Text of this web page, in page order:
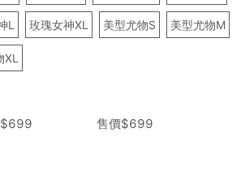
L 玫瑰女神XL 美型尤物S 美型尤物M
$699 售價$699